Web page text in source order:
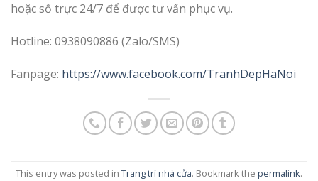
hoặc số trực 24/7 để được tư vấn phục vụ.
Hotline: 0938090886 (Zalo/SMS)
Fanpage: https://www.facebook.com/TranhDepHaNoi
This entry was posted in Trang trí nhà cửa. Bookmark the permalink.